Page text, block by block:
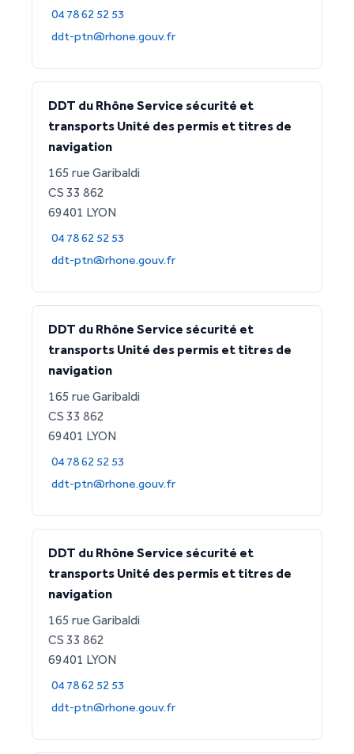
04 78 62 52 53
ddt-ptn@rhone.gouv.fr
DDT du Rhône Service sécurité et
transports Unité des permis et titres de
navigation
165 rue Garibaldi
CS 33 862
69401 LYON
04 78 62 52 53
ddt-ptn@rhone.gouv.fr
DDT du Rhône Service sécurité et
transports Unité des permis et titres de
navigation
165 rue Garibaldi
CS 33 862
69401 LYON
04 78 62 52 53
ddt-ptn@rhone.gouv.fr
DDT du Rhône Service sécurité et
transports Unité des permis et titres de
navigation
165 rue Garibaldi
CS 33 862
69401 LYON
04 78 62 52 53
ddt-ptn@rhone.gouv.fr